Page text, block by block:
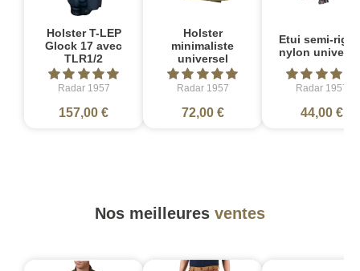
Holster T-LEP
Glock 17 avec
TLR1/2
Radar 1957
157,00 €
Holster
minimaliste
universel
Radar 1957
72,00 €
Etui semi-
nylon
Radar 1957
44,00 €
Nos meilleures ventes